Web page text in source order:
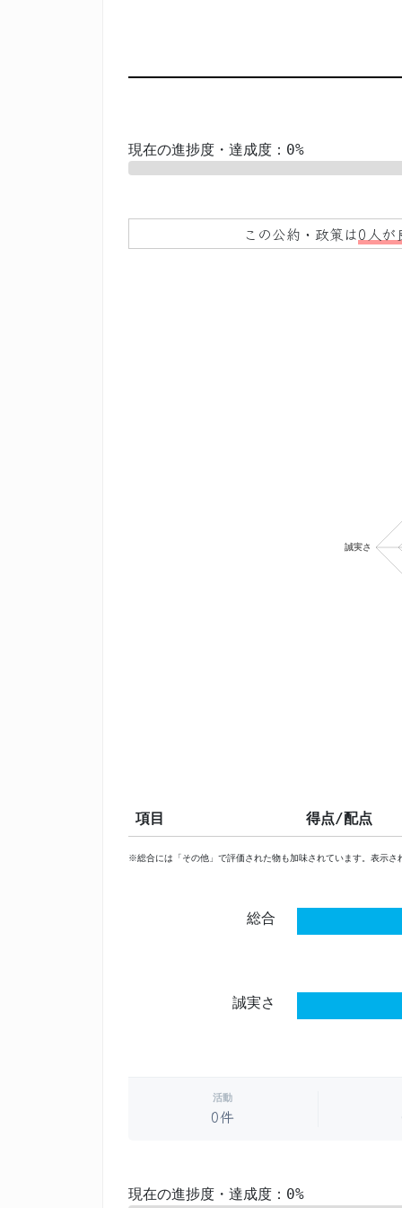
現在の進捗度・達成度：0%
この公約・政策は0人が
項目 得点/配点
※総合には「その他」で評価された物も加味されています。表示
総合
誠実さ
活動
0件
現在の進捗度・達成度：0%